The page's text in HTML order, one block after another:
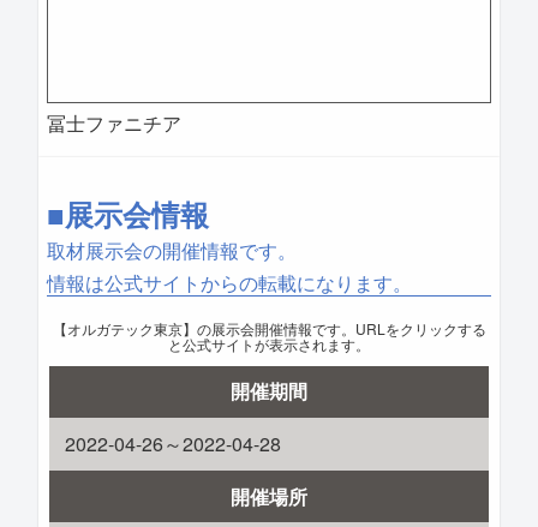
冨士ファニチア
■展示会情報
取材展示会の開催情報です。
情報は公式サイトからの転載になります。
【オルガテック東京】の展示会開催情報です。URLをクリックする
と公式サイトが表示されます。
開催期間
2022-04-26～2022-04-28
開催場所